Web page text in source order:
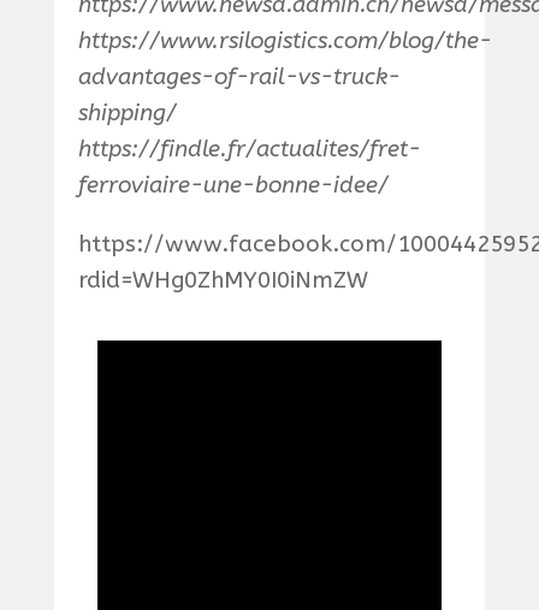
https://www.rsilogistics.com/blog/the-
advantages-of-rail-vs-truck-
shipping/
https://findle.fr/actualites/fret-
ferroviaire-une-bonne-idee/
https://www.facebook.com/
rdid=WHg0ZhMY0I0iNmZW